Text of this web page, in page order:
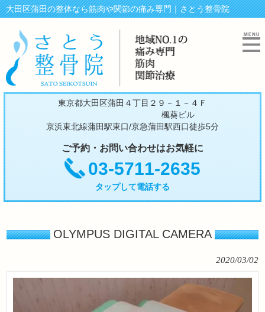
大田区蒲田の整体なら筋肉や関節の痛み専門｜さとう整骨院
東京都大田区蒲田４丁目２９－１－４Ｆ
楓葵ビル
京浜東北線蒲田駅東口/京急蒲田駅西口徒歩5分
ご予約・お問い合わせはお気軽に
03-5711-2635
タップして電話する
OLYMPUS DIGITAL CAMERA
2020/03/02